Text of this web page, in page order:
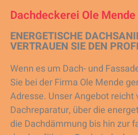
Dachdeckerei Ole Mende
ENERGETISCHE
VERTRAUEN SIE DEN
Wenn es um Dach- und
Sie bei der Firma Ole Mende
Adresse. Unser Angebot reicht
Dachreparatur, über die
die Dachdämmung bis hin zur